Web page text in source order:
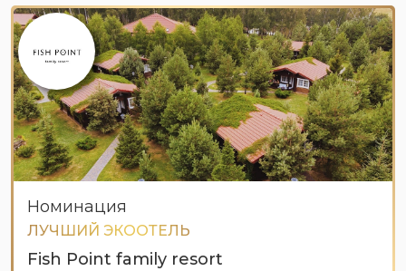
Номинация
ЛУЧШИЙ ЭКООТЕЛЬ
Fish Point family resort